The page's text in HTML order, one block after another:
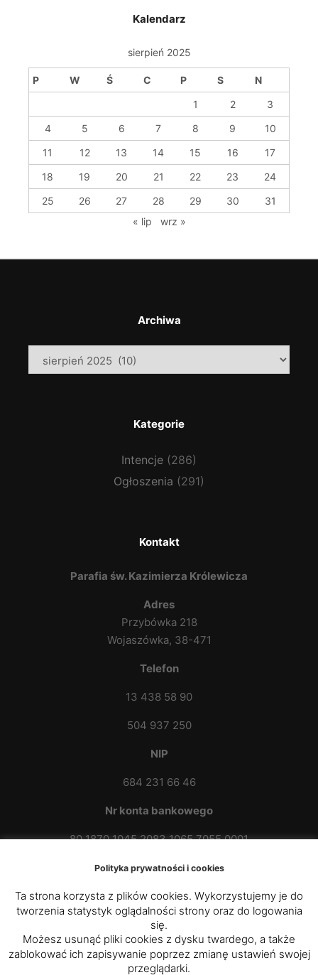
Kalendarz
sierpień 2025
P W Ś C P S
N
1
2
3
4
5 6 7 8 9
10
11
12 13 14 15 16
17
18
19 20 21 22 23
24
25
26 27 28 29 30
31
« lip
wrz »
Archiwa
Archiwa
Kategorie
Intencje (286)
Ogłoszenia (291)
Kontakt
Parafia św. Kazimierza Królewicza
Adres
Przybówka 218
Wojaszówka, 38-471
Telefon
13 438 58 90
504 937 250
NIP
684 231 66 46
Nr konta bankowego
80 1870 1045 2083 1065 7055 0001
Parafia Rzymskokatolicka p.w. św.
Polityka prywatności i cookies
Ta strona korzysta z plików cookies. Wykorzystujemy je do
tworzenia statystyk oglądalności strony oraz do logowania
się.
Możesz usunąć pliki cookies z dysku twardego, a także
zablokować ich zapisywanie poprzez zmianę ustawień swojej
przeglądarki.